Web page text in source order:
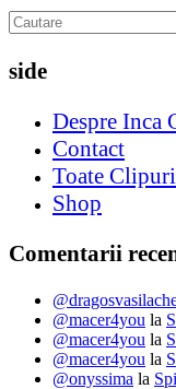
side
Despre Inca
Contact
Toate
Shop
Comentarii
@macer4you la
@macer4you la
@macer4you la
@onyssima la